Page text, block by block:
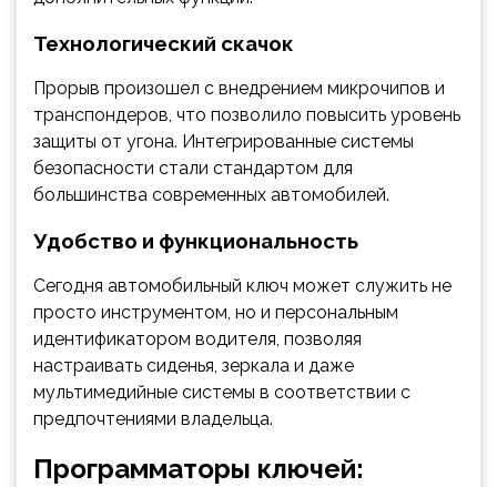
Технологический скачок
Прорыв произошел с внедрением микрочипов и
транспондеров, что позволило повысить уровень
защиты от угона. Интегрированные системы
безопасности стали стандартом для
большинства современных автомобилей.
Удобство и функциональность
Сегодня автомобильный ключ может служить не
просто инструментом, но и персональным
идентификатором водителя, позволяя
настраивать сиденья, зеркала и даже
мультимедийные системы в соответствии с
предпочтениями владельца.
Программаторы ключей: